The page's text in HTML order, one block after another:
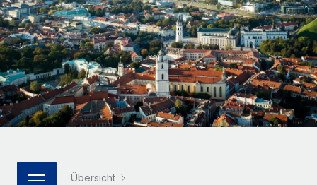
INFRASTRUKTUR
Remote Embedded
Nahtlose Integration der HR in bestehende Abläufe
Plattform
Integrierte HR-Kernfunktionen für dein Team
MCP
Unternehmen
Mittelstand
Maßgeschneiderte HR-Lösungen, um Teams zu
vergrößern
Enterprise
Globale HR für Konzerne und Großunternehmen
PARTNER WERDEN
LERNEN MIT REMOTE
Forschung und Leitfäden
Fallstudien
HR-Glossar
Bibliothek für Stellenbeschreibungen
Deutsch
Español
Italiano
Português (Portugal)
한국어 Übersicht